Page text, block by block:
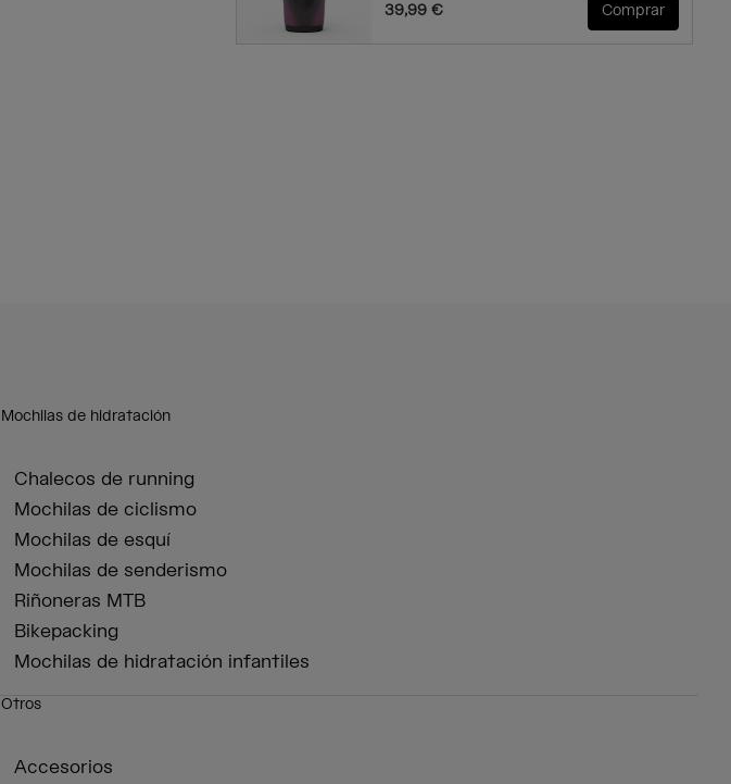
39,99 €
Comprar
Mochilas de hidratación
Chalecos de running
Mochilas de ciclismo
Mochilas de esquí
Mochilas de senderismo
Riñoneras MTB
Bikepacking
Mochilas de hidratación infantiles
Otros
Accesorios